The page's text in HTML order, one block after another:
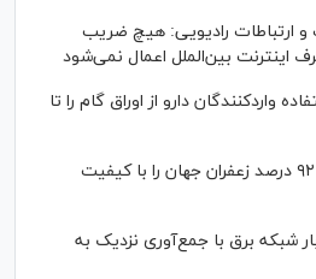
و ارتباطات رادیویی: هیچ ضریب
اینترنت بین‌الملل اعمال نمی‌شود
واردکنندگان دارو از اوراق گام را تا
ایران همچنان بیش از ۹۲ درصد زعفران جهان را با کیفیت
مگاوات بار شبکه برق با جمع‌آوری نزدیک به